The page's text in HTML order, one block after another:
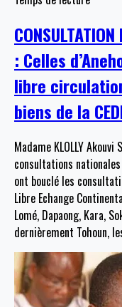
: Celles
libre
biens de la
Madame KLOLLY
consultations
ont bouclé les
Libre Echange
Lomé, Dapaong, Kara,
dernièrement Tohoun,